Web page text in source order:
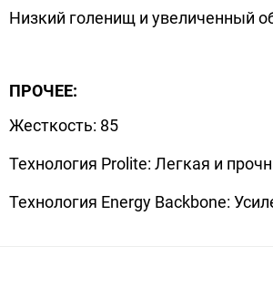
Низкий голенищ и увеличенный
ПРОЧЕЕ:
Жесткость: 85
Технология Prolite: Легкая и
Технология Energy Backbone: